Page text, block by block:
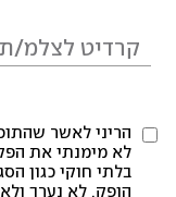
הריני לאשר
לא מימנתי את
בלתי חוקי כגון
הופק, לא נערך